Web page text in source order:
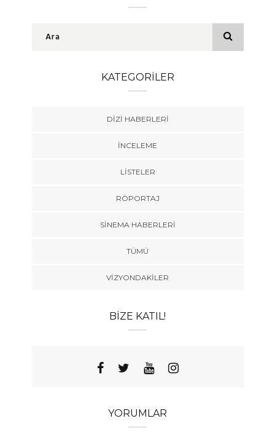
KATEGORILER
DIZI HABERLERI
İNCELEME
LISTELER
RÖPORTAJ
SINEMA HABERLERI
TÜMÜ
VIZYONDAKILER
BIZE KATIL!
YORUMLAR